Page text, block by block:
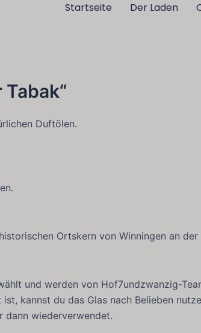
Startseite Der Laden
Duftölen.
Ortskern von Winningen an der
und werden von Hof7undzwanzig-
kannst du das Glas nach Belieben
dann wiederverwendet.